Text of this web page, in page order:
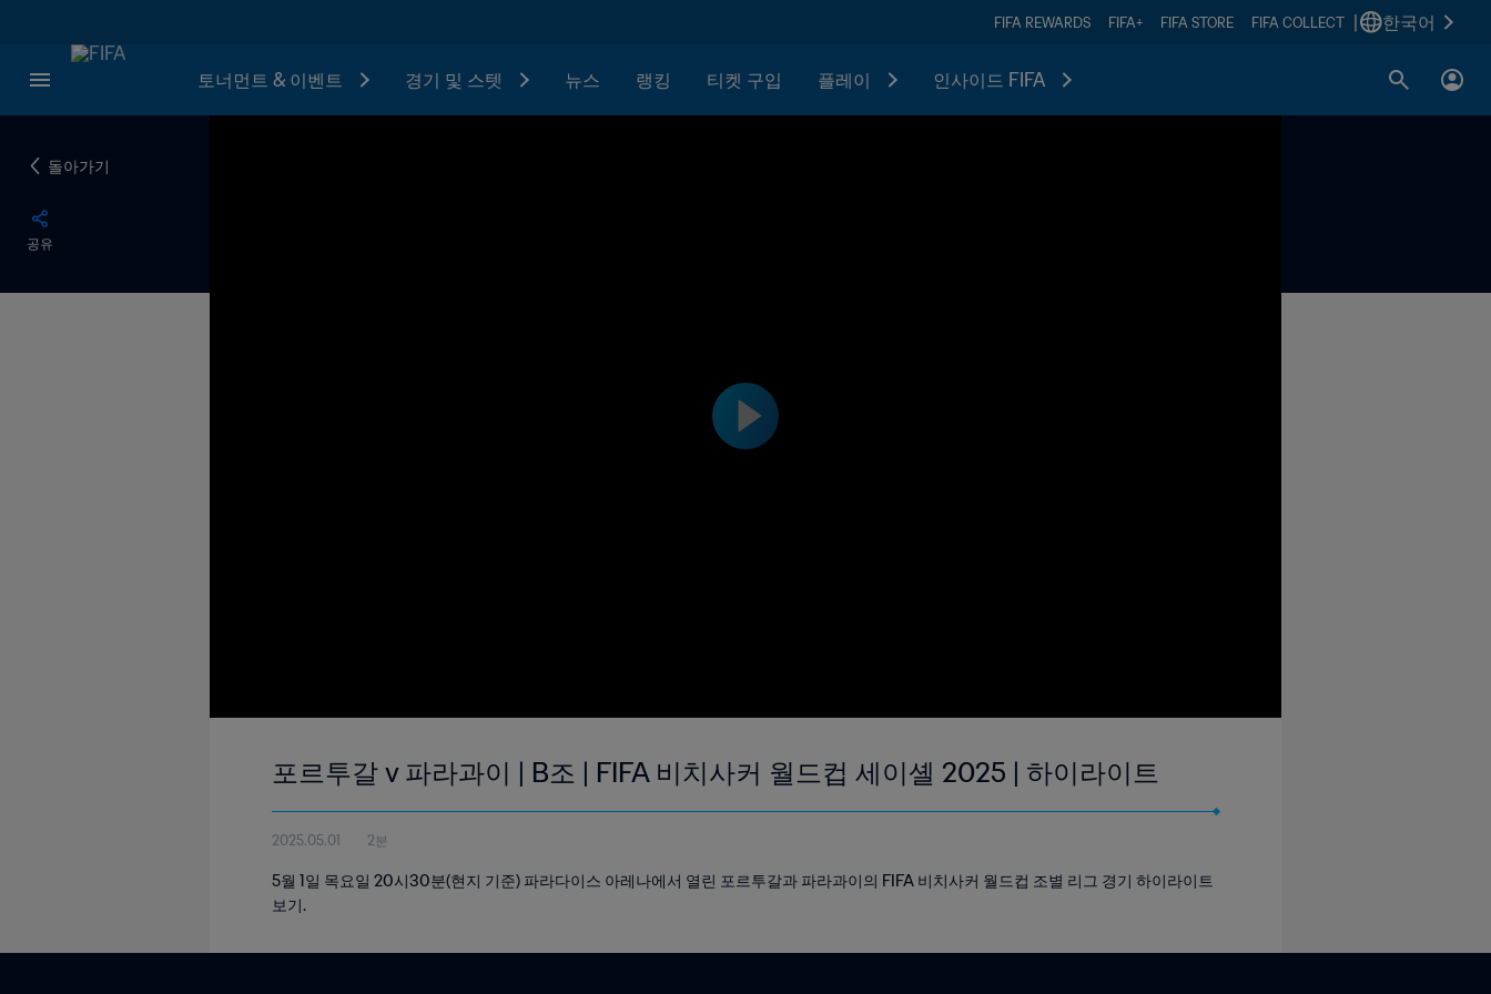
FIFA REWARDS FIFA+ FIFA STORE FIFA COLLECT 한국어
토너먼트 & 이벤트 경기 및 스텟 뉴스 랭킹 티켓 구입 플레이 인사이드 FIFA
돌아가기
공유
포르투갈 v 파라과이 | B조 | FIFA 비치사커 월드컵 세이셸 2025 | 하이라이트
2025.05.01 2분
5월 1일 목요일 20시30분(현지 기준) 파라다이스 아레나에서 열린 포르투갈과 파라과이의 FIFA 비치사커 월드컵 조별 리그 경기 하이라이트
보기.